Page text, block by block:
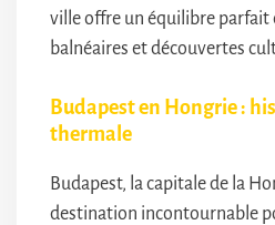
ville offre un équilibre parfait
balnéaires et découvertes
Budapest en Hongrie :
thermale
Budapest, la capitale de la
destination incontournable